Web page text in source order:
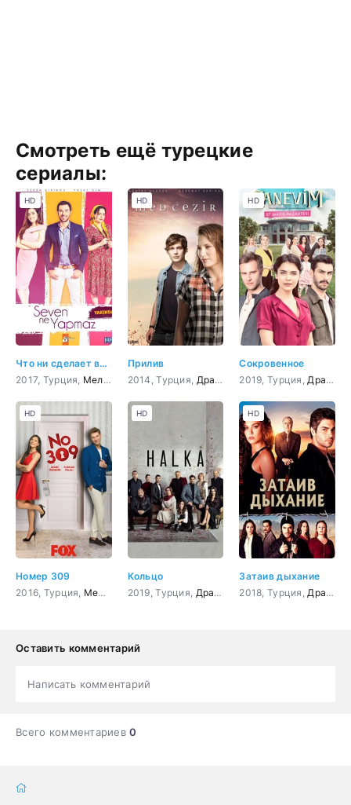
Смотреть ещё турецкие
сериалы:
Что ни сделает влюбленный
2017, Турция, Мелодрама ,Комедия
HD
Прилив
2014, Турция, Драма Мелодрама ,Комедия
HD
Сокровенное
2019, Турция, Драма
HD
Номер 309
2016, Турция, Мелодрама ,Комедия
HD
Кольцо
2019, Турция, Драма криминал ,Боевик,
HD
Затаив дыхание
2018, Турция, Драма
HD
Оставить комментарий
Написать комментарий
Всего комментариев0